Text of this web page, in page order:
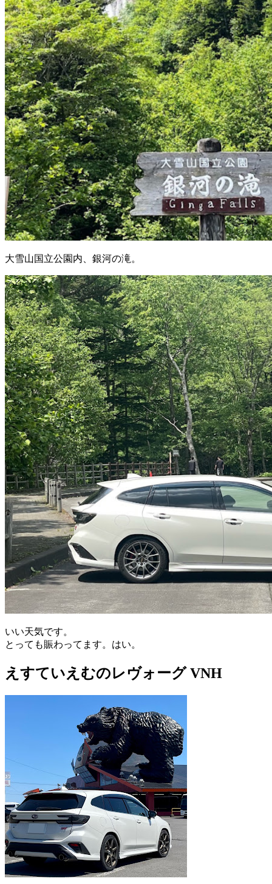
大雪山国立公園内、銀河の滝。
いい天気です。
とっても賑わってます。はい。
えすていえむのレヴォーグ VNH